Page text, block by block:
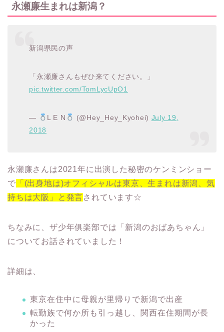
永瀬廉生まれは新潟？
新潟県民の声
「永瀬廉さんもぜひ来てください。」
pic.twitter.com/TomLycUpO1
— L E N (@Hey_Hey_Kyohei) July 19,
2018
永瀬廉さんは2021年に出演した秘密のケンミンショー
で 「(出身地は)オフィシャルは東京、生まれは新潟、気
持ちは大阪」と発言されています☆
ちなみに、ザ少年俱楽部では「新潟のおばあちゃん」
についてお話されていました！
詳細は、
東京在住中に母親が里帰りで新潟で出産
転勤族で何か所も引っ越し、関西在住期間が長
かった